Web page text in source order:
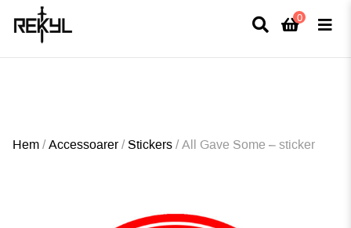
FULLT TRYCK I LEDNINGAR- MEDFÖR LÄNGRE LEVERANSTID - FRI FRAKT
0
Hem/Accessoarer/ Stickers/All Gave Some – sticker